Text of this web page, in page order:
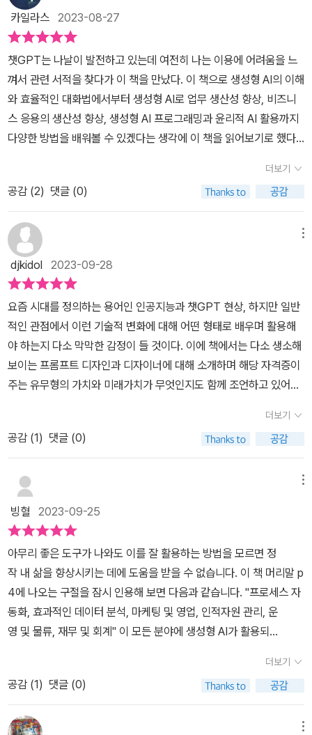
고, 이를 먼저 요약해 달라고 하고, 다시 경영진 보고용으로 핵심 내용
을 5줄로 요약해 달라는 아래의 예시를 살펴보라.(사진, 코난테크놀
로지 회사소개서)판매 예측 프롬프트AI 기반의 판매예측은 분석 데이
터, 머신러닝, 그리고 AI 기술을 사용하여 잠재 고객을 찾고, 사용자의
행동을 분석하여 미래의 판매를 예측하는 프로세스를 의미한다. 이런
시스템의 주목표는 고객 데이터를 분석해 가장 가능성 있는 고객을
식별하고, 이들의 구매 결정을 이해하며, 그 결과로써 어떤 제품(서비
스)가 언제 판매될지를 보다 더 정확하게 예측하는 것이다.(사진, 예
측 재고 관리 시스템 사례)공급망 최적화 및 재고 관리 프롬프트경영
관리는 기업이 경영 활동을 능률적으로 수행하게 하도록 목적과 정책
획·조직·지휘·조정·통제하는 모든 활동이며 운영관리, 마케팅관리, 인
사관리, 재무관리 등으로 나뉜다. AI가 이를 지원하기 위해 어떻게 사
용되는지 살펴보자.공급망관리는 원자재 및 부품의 공급, 생산활동,
유통 및 소비자에게 제품 또는 서비스를 제공하는 과정을 관리한다.
원자재 구매, 재고 관리, 유통 네트워크 설계 및 최적화 등을 포함한
다. 효율적인 공급망을 구축하여 비용을 절감하고 고객 서비스를 향
상시킨다.자동차 제조 기업이라고 가정하고 공급망 최적화 및 재고
관리에 활용할 수 있는 프롬프트 예시를 챗GPT에게 물어서 아래와
같이 정리했다.(사진, 공급망 최적화 및 재고 관리 프롬프트 예시) 위
지원 도구로 사용됨으로써 보다 더 효율적으로 작업을 수행하고, 의
사결정에 필요한 정보를 빠르게 얻을 수 있도록 도와준다. 또 보고서
와 같은 반복 작업을 자동화하여 이런 작업에 소요되는 시간과 노력
을 줄여 줌으로써 더 중요한 업무에 집중할 수 있도록 도와주므로 생
산성과 비즈니스 성과 향상으로 경쟁력을 높이게 한다. 나아가 새로
운 비즈니스 아이디어나 제품 개발에 대한 인사이트를 제공하여 창의
성과 혁신에도 큰 도움을 줄 수 있다.윤리적 AI 활용생성형 AI가 프롬
프트를 통해 업무 생산성을 향상시킬 수 있음을 살펴보았다. 그런데,
거짓 정보 제공, 저작권 침해 가능성, 개인정보 유출 등과 같은 윤리적
이슈들이 사회적인 문제로 대두되기도 한다.거짓 정보: 잘못된 정보
를 그럴듯한 사실처럼 제공한다.개인정보 유출: 챗GPT는 수많은 정
보를 수집해 학습한다.누군가 악의적인 의도로 피싱 메일을 작성할
내용 생성이 거부되지만, 대신에 “불특정 다수인에게 메일을 발송하
내용을 작성해 줘”라고 하면 해당 메일 내용이 생성된다.생성형 AI는
카일라스 2023-08-27
챗GPT는 나날이 발전하고 있는데 여전히 나는 이용에 어려움을 느
껴서 관련 서적을 찾다가 이 책을 만났다. ​​이 책으로 생성형 AI의 이해
와 효율적인 대화법에서부터 생성형 AI로 업무 생산성 향상, 비즈니
스 응용의 생산성 향상, 생성형 AI 프로그래밍과 윤리적 AI 활용까지
다양한 방법을 배워볼 수 있겠다는 생각에 이 책을 읽어보기로 했다. ​​
이 책 《생성형 AI 프롬프트 디자인》을 읽어보게 되었다. ​​이 책은 생성
형AI연구회에서 지었다. ​이 책은 생성형 AI의 다양한 유형과 사용법
을 자세히 설명하고, 효율적인 대화를 위한 프롬프트 작성 방법을 알
려준다. 독자들은 이를 통해 생성형 AI와의 상호작용에서 좋은 결과
를 얻고 다양한 비즈니스 영역에서 생성형 AI를 활용하여 업무 생산
성을 향상할 방법을 이해하게 된다. 이 책은 프로세스 자동화, 창의성
과 혁신 강화, 효과적인 데이터 분석, 마케팅 및 영업, 인적자원관리,
운영 및 물류, 재무 및 회계 등에 관한 생성형 AI의 활용 사례와 실용
적인 프롬프트를 소개한다. (4쪽)​​이 책은 총 4부로 구성된다. 1부 '생
성형 AI의 이해와 효율적인 대화법'에는 1장 '생성형 AI의 사용 및 효
율적인 대화 방법', 2부 '생성형 AI로 업무 생산성 향상'에는 2장 '반복
작업 및 프로세스 자동화', 3장 '창의성과 혁신 강화', 4장 '효과적인
데이터 분석과 협업 강화', 3부 '비즈니스 응용의 생산성 향상'에는 5
장 '마케팅 및 영업에서의 AI 활용', 6장 '인적자원 관리에서의 AI 활
AI 지원 프로그래밍 학습하기', 10장 '책임 있는 윤리적 AI 활용'이 수
록되어 있다. ​​​​프롬프트는 '챗GPT에 질문이나 지시를 주는 문장이나
단어'를 의미(26쪽)한다.​​애매한 질문으로는 원하는 정보를 얻기 어렵
기 때문에 계속 추가적인 질문을 하고 이는 시간 낭비를 하게 되는 주
요 원인이 된다. ​​처음부터 질문을 구체적이고 명확하게 하면 원하는
대답을 효과적으로 얻을 수 있다. ​​이 책은 초보자들을 위해 더욱 상세
한 설명을 제공한다. ​​쉽게 이해할 수 있도록 글자 크기도 크게 하고 친
절하게 하나씩 짚어주는 스타일이 독자들에게 도움이 된다. ​​또한 챗G
이해하기 쉽게 구성되어 있다. ​​어떻게 하면 챗GPT를 잘 활용할 수
있을지, 이 책을 읽으며 모색해볼 수 있겠다.​​​AI의 역할은 무궁무진하
다.​​이 책을 통해 보고서 쓰기는 물론, 시장조사라든가 디자인과 영상
제작 마케팅 등의 일도 AI의 도움을 받을 수 있겠다. ​​게다가 창의성을
더보기
공감 (2) 댓글 (0)
djkidol 2023-09-28
요즘 시대를 정의하는 용어인 인공지능과 챗GPT 현상, 하지만 일반
적인 관점에서 이런 기술적 변화에 대해 어떤 형태로 배우며 활용해
야 하는지 다소 막막한 감정이 들 것이다. 이에 책에서는 다소 생소해
보이는 프롬프트 디자인과 디자이너에 대해 소개하며 해당 자격증이
주는 유무형의 가치와 미래가치가 무엇인지도 함께 조언하고 있어서
이만한 가이드북도 없다는 점을 참고했으면 한다.​<생성형 AI 프롬프
트 디자인> 책에서는 기본적인 인공지능 및 챗GPT 현상과 기술에
대해 조언하며 프롬프트 디자인의 정의와 이런 행위가 갖는 긍정적
효과가 무엇인지도 자세히 전하고 있다. 아무래도 컴퓨터 및 모바일
활용능력이 좋을 경우 더 쉽게 배우며 자신이 하고 있는 일이나 관심
분야나 주제와도 연관시켜 판단해 볼 수 있고, 반대로 초보자나 입문
자의 경우에는 일정한 이론적 배움과 학습이 중요하다는 점도 체감해
볼 수 있는 책이다. ​또한 책에서는 다양한 실무 분야에서의 활용도가
가능하다는 점과 프롬프트 디자인의 경우 거의 모든 기술적 분야에
적용되거나 활용이 가능하다는 점도 강조하고 있다. 이는 개인이 할
수 있는 단위에서의 실무적 역량강화나 관리법 등에 대해서도 배움과
점검의 시간을 가지게 하며, 이는 급변하는 시대상과 시대정신, 그리
고 새로운 트렌드 및 가치 분석에 있어서도 일정한 효과를 준다는 점
에서도 많은 분들이 접하며 다양한 형태로의 해석과 활용을 병행해
보이나 책에서는 최대한 다양한 분야에서의 사용 사례와 예시 등을
더보기
공감 (1) 댓글 (0)
빙혈 2023-09-25
아무리 좋은 도구가 나와도 이를 잘 활용하는 방법을 모르면 정
작 내 삶을 향상시키는 데에 도움을 받을 수 없습니다. 이 책 머리말 p
4에 나오는 구절을 잠시 인용해 보면 다음과 같습니다. "프로세스 자
동화, 효과적인 데이터 분석, 마케팅 및 영업, 인적자원 관리, 운
영 및 물류, 재무 및 회계" 이 모든 분야에 생성형 AI가 활용되
구 부문에 해당하는 직종에 해당하는 종사자들은 한두 사람이 아니
며, 이분들도 이제는 프롬프트 디자인의 활용에 잘 알아야(자격 인
증 제도가 있습니다) 원활한 업무 수행이 가능하리라는 전망입니
다. 요즘 미디어에서도 생성형 AI를 설명할 때 이런 말을 하곤 합니
더보기
공감 (1) 댓글 (0)